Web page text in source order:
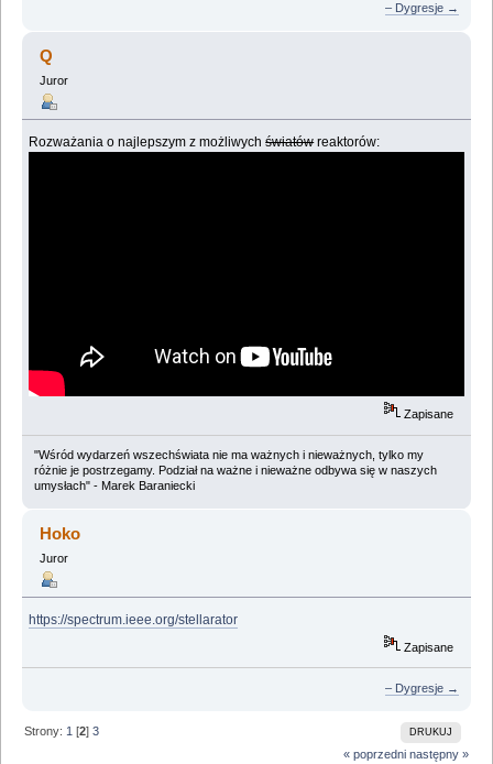
– Dygresje →
Q
Juror
Rozważania o najlepszym z możliwychświatówreaktorów:
Zapisane
"Wśród wydarzeń wszechświata nie ma ważnych i nieważnych, tylko my
różnie je postrzegamy. Podział na ważne i nieważne odbywa się w naszych
umysłach" - Marek Baraniecki
Hoko
Juror
https://spectrum.ieee.org/stellarator
Zapisane
– Dygresje →
DRUKUJ
Strony: 1 [2]3
« poprzedni następny »